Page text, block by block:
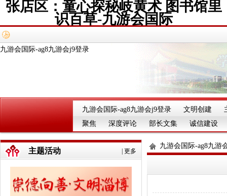
张店区：童心探秘岐黄术 图书馆里
识百草-九游会国际
九游会国际-ag8九游会j9登录
九游会国际-ag8九游会j9登录 文明创建
聚焦
深度评论 部长文集 诚信建设
更多
主题活动
九游会国际-ag8九游